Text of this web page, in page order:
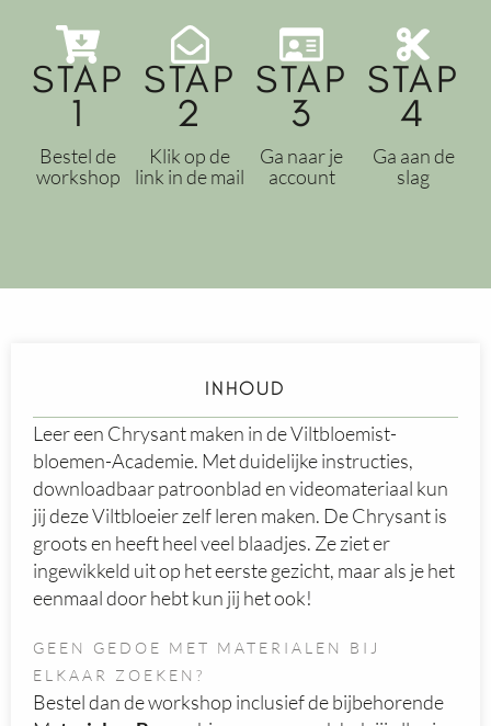
STAP
1
Bestel de
workshop
STAP
2
Klik op de
link in de mail
STAP
3
Ga naar je
account
STAP
4
Ga aan de
slag
INHOUD
Leer een Chrysant maken in de Viltbloemist-
bloemen-Academie. Met duidelijke instructies,
downloadbaar patroonblad en videomateriaal kun
jij deze Viltbloeier zelf leren maken. De Chrysant is
groots en heeft heel veel blaadjes. Ze ziet er
ingewikkeld uit op het eerste gezicht, maar als je het
eenmaal door hebt kun jij het ook!
GEEN GEDOE MET MATERIALEN BIJ
ELKAAR ZOEKEN?
Bestel dan de workshop inclusief de bijbehorende